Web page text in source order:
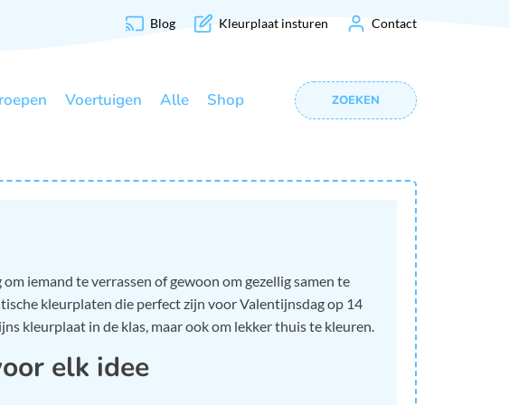
Blog Kleurplaat insturen Contact
Voertuigen Alle Shop ZOEKEN
iemand te verrassen of gewoon om gezellig samen te
kleurplaten die perfect zijn voor Valentijnsdag op 14
kleurplaat in de klas, maar ook om lekker thuis te kleuren.
elk idee